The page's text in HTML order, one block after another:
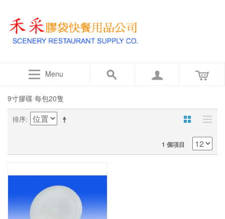
Menu
9寸膠碟 每包20隻
排序
1 個項目